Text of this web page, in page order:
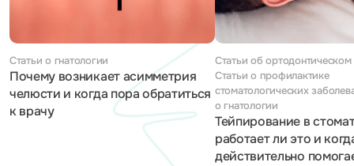
Статьи о гнатологии
Почему возникает асимметрия
челюсти и когда пора обратиться
к врачу
Статьи об ортодонтическом
Статьи о профилактике
стоматологических
о гнатологии
Тейпирование в
работает ли это и
действительно